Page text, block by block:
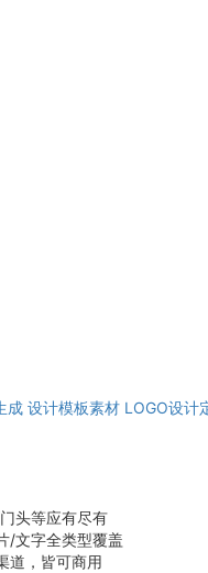
成 设计模板素材 LOGO设计
头等应有尽有
/文字全类型覆盖
道，皆可商用